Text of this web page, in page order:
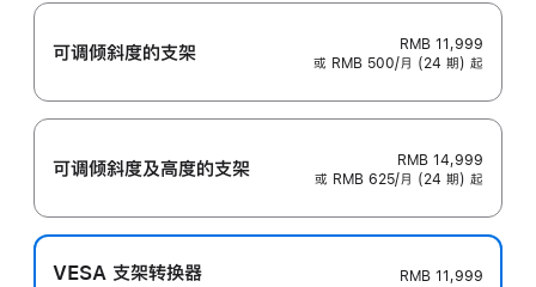
可调倾斜度的支架
RMB 11,999
或 RMB 500/月 (24 期) 起
可调倾斜度及高‍度的支‍架
RMB 14,999
或 RMB 625/月 (24 期) 起
VESA 支架转换器
RMB 11,999